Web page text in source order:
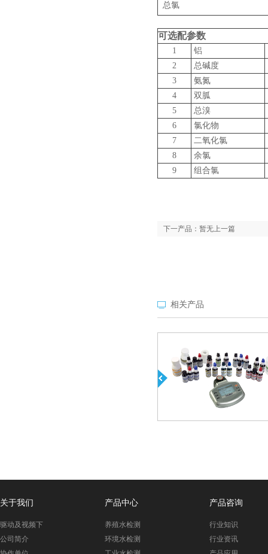
总氯
可选配参数
1
铝
2
总碱度
3
氨氮
4
双胍
5
总溴
6
氯化物
7
二氧化氯
8
余氯
9
组合氯
下一产品：暂无上一篇
相关产品
关于我们
驱动及视频下
载
公司简介
产品中心
养殖水检测
环境水检测
产品咨询
行业知识
行业资讯